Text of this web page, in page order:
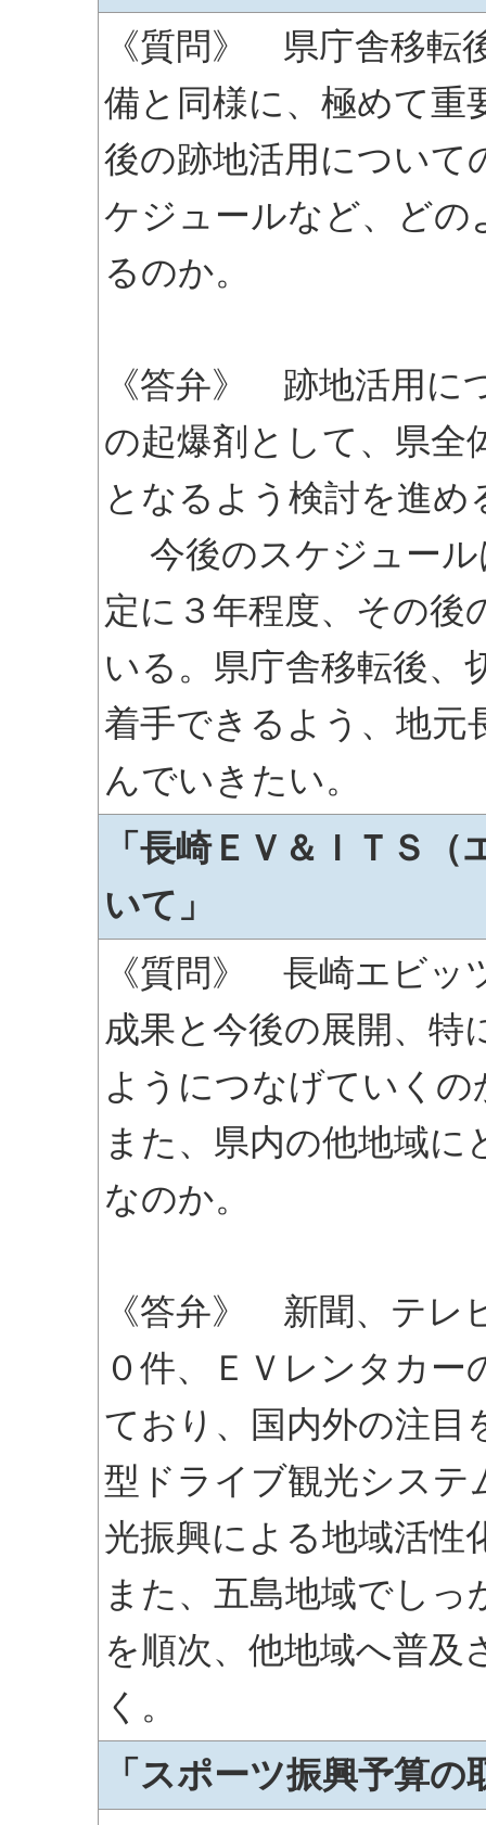
《質問》 県庁舎移転
備と同様に、極めて重
後の跡地活用について
ケジュールなど、ど
るのか。
《答弁》 跡地活用に
の起爆剤として、県全
となるよう検討を進
今後のスケジュール
定に３年程度、その後
いる。県庁舎移転後、
着手できるよう、地元
んでいきたい。
「長崎ＥＶ＆ＩＴＳ
いて」
《質問》 長崎エビッ
成果と今後の展開、特
ようにつなげていくの
また、県内の他地域
なのか。
《答弁》 新聞、テレ
０件、ＥＶレンタカ
ており、国内外の注目
型ドライブ観光システ
光振興による地域活性
また、五島地域でし
を順次、他地域へ普及
く。
「スポーツ振興予算